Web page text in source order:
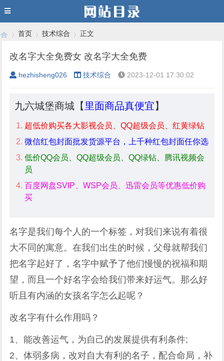
›
首页
›
技术综合 正文
改名字大全免费女 改名字大全免费
hezhisheng026 技术综合 2023-12-01 17:30:02
九六城堡商城【 里面商品真便宜】
超低价购买各大影视会员、QQ超级会员、红黄绿钻
微信红包封面批发货源平台，上千种红包封面任你选
低价QQ会员、QQ超级会员、QQ绿钻、腾讯视频会
员
百度网盘SVIP、WSP会员、迅雷会员等优惠低价购
买
名字是我们每个人的一个标签，对我们来说有着很
大不同的寓意。在我们出生的时候，父母就帮我们
把名字起好了，名字中赋予了他们慢慢的祝福和期
望，而且一个好名字会给我们带来好运气。那么好
听且有内涵的女孩名字怎么起呢？
改名字有什么作用吗？
1、能改善运气，为自己的发展提供有利条件;
2、体弱多病，改对自大有利的名子，配合命局，补